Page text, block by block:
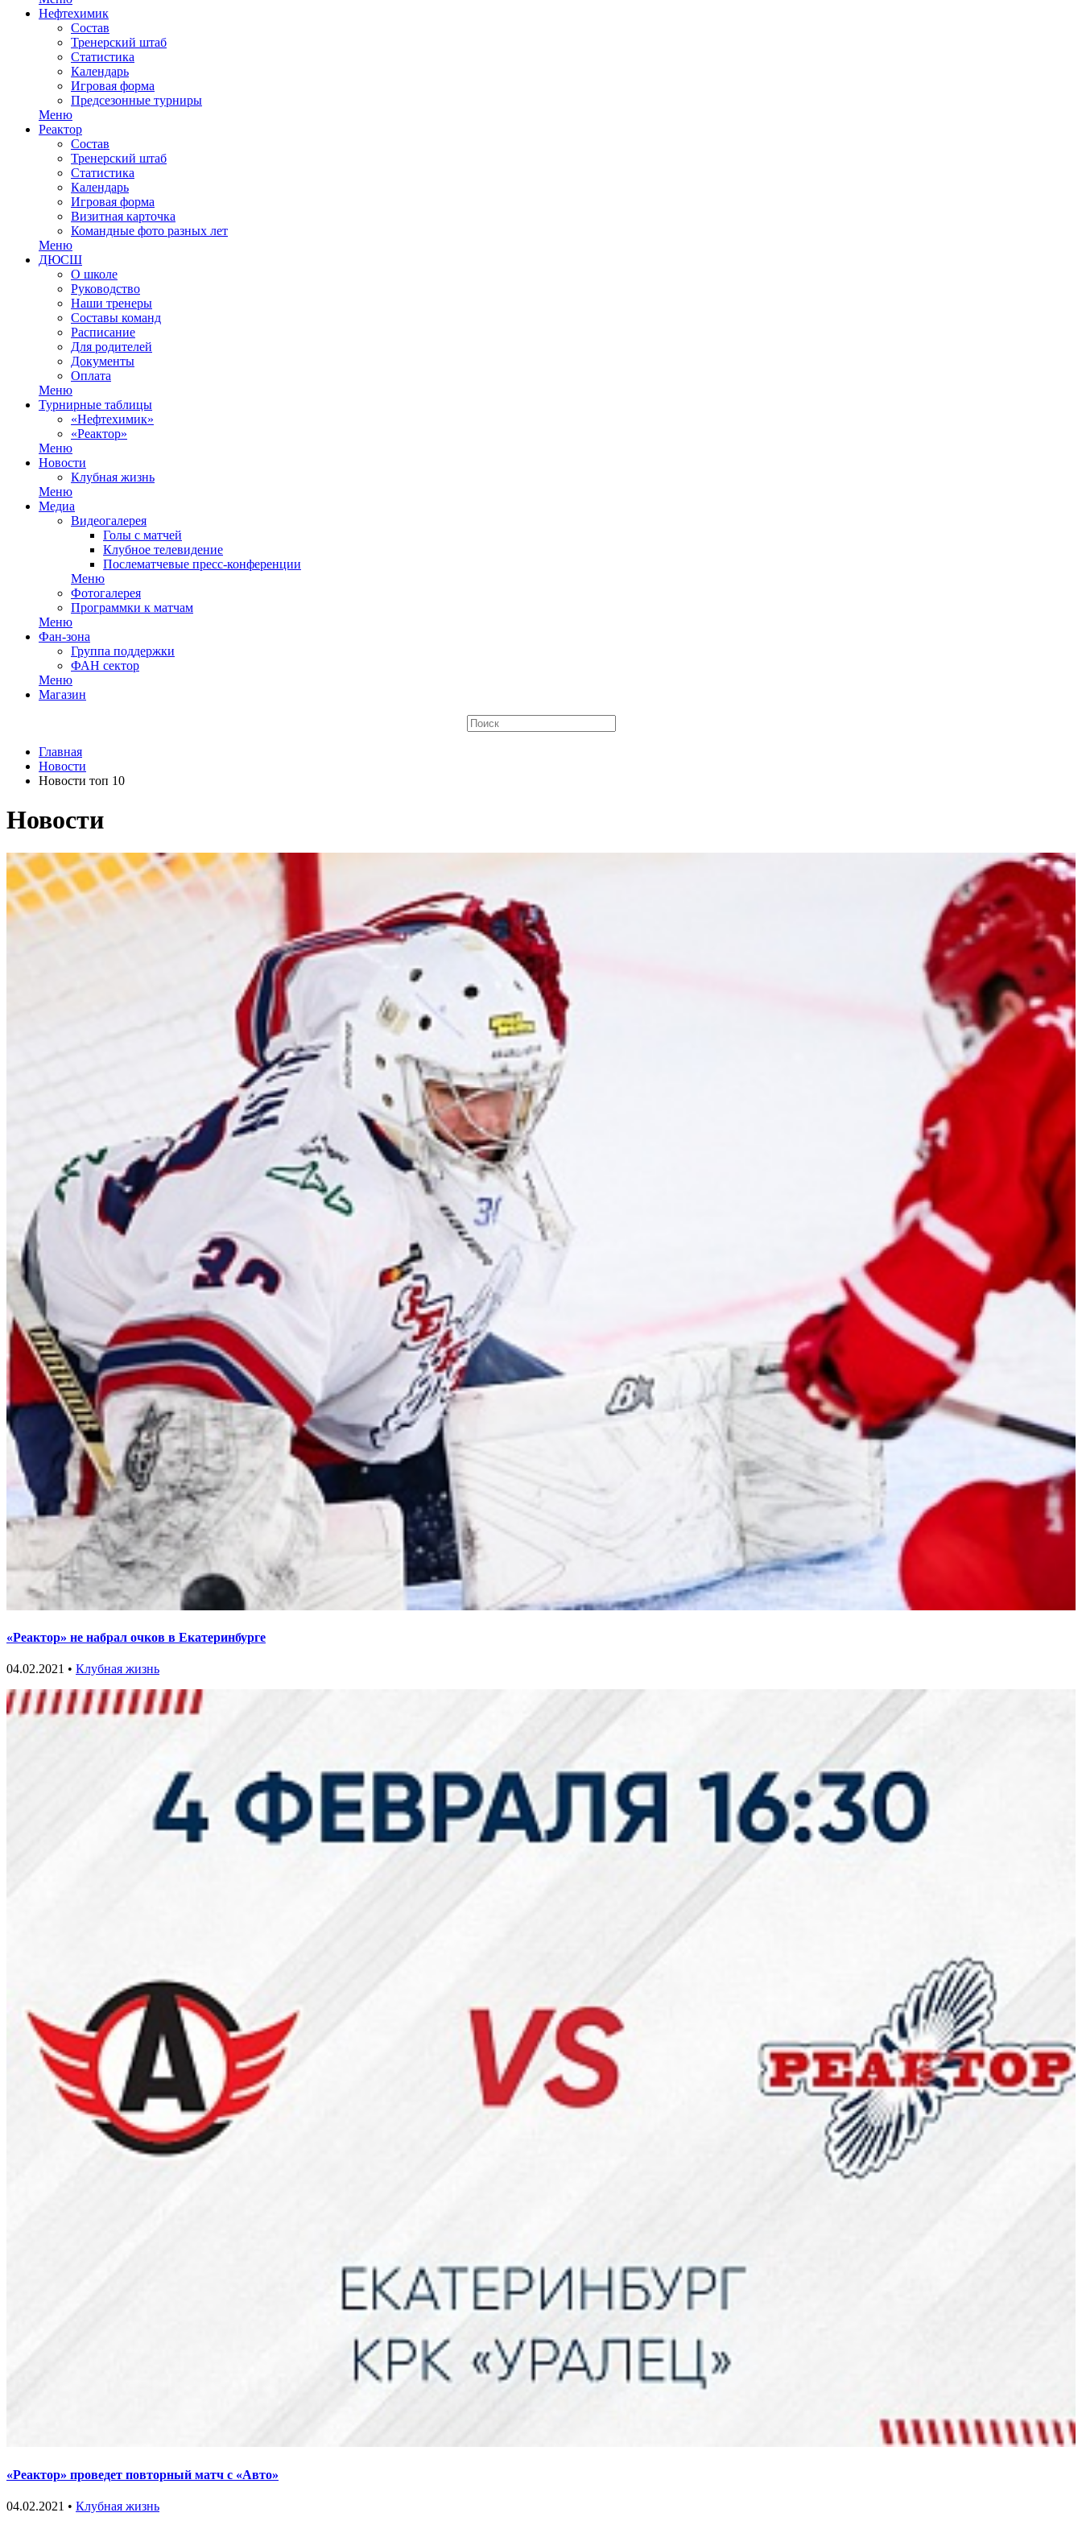
Нефтехимик
Состав
Тренерский штаб
Статистика
Календарь
Игровая форма
Предсезонные турниры
Меню
Реактор
Состав
Тренерский штаб
Статистика
Календарь
Игровая форма
Визитная карточка
Командные фото разных лет
Меню
ДЮСШ
О школе
Руководство
Наши тренеры
Составы команд
Расписание
Для родителей
Документы
Оплата
Меню
Турнирные таблицы
«Нефтехимик»
«Реактор»
Меню
Новости
Клубная жизнь
Меню
Медиа
Видеогалерея
Голы с матчей
Клубное телевидение
Послематчевые пресс-конференции
Меню
Фотогалерея
Программки к матчам
Меню
Фан-зона
Группа поддержки
ФАН сектор
Меню
Магазин
Главная
Новости
Новости топ 10
Новости
«Реактор» не набрал очков в Екатеринбурге
04.02.2021 • Клубная жизнь
«Реактор» проведет повторный матч с «Авто»
04.02.2021 • Клубная жизнь